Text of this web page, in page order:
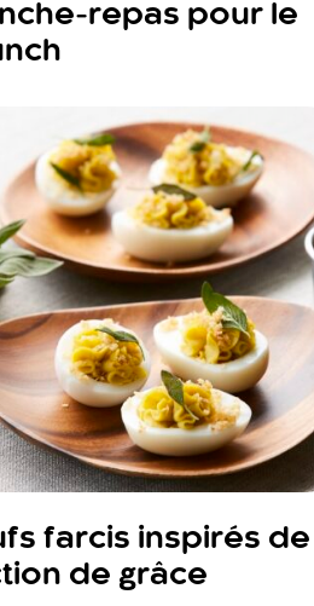
repas pour le
farcis inspirés de
de grâce